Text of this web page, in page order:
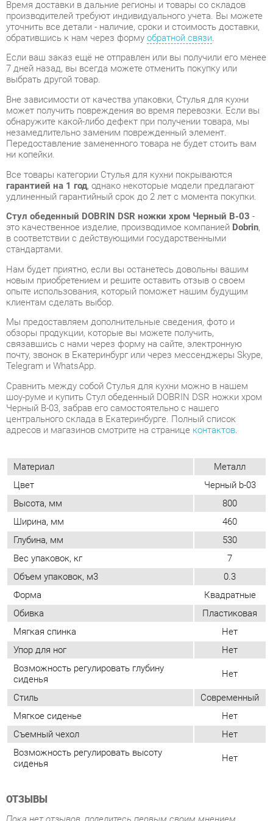
7 дней назад, вы всегда можете отменить покупку или
выбрать другой товар.
Вне зависимости от качества упаковки, Стулья для кухни
обнаружите какой-либо дефект при получении товара, мы
незамедлительно заменим поврежденный элемент.
Передоставление замененного товара не будет стоить вам
Все товары категории Стулья для кухни покрываются
гарантией на 1 год, однако некоторые модели предлагают
удлиненный гарантийный срок до 2 лет с момента покупки.
Стул обеденный DOBRIN DSR ножки хром Черный B-03
в соответствии с действующими государственными
стандартами.
Нам будет приятно, если вы останетесь довольны вашим
новым приобретением и решите оставить отзыв о своем
опыте использования, который поможет нашим будущим
клиентам сделать выбор.
Мы предоставляем дополнительные сведения, фото и
обзоры продукции, которые вы можете получить,
связавшись с нами через форму на сайте, электронную
почту, звонок в Екатеринбург или через мессенджеры Skype,
Telegram и WhatsApp.
шоу-руме и купить Стул обеденный DOBRIN DSR ножки хром
Черный B-03, забрав его самостоятельно с нашего
центрального склада в Екатеринбурге. Полный список
адресов и магазинов смотрите на страницеконтактов.
Материал
Металл
Цвет
Черный b-03
Высота, мм
800
Глубина, мм
530
Вес упаковок, кг
7
Объем упаковок, м3
0.3
Форма
Квадратные
Обивка
Пластиковая
Мягкая спинка
Нет
Упор для ног
Нет
Возможность регулировать глубину
сиденья
Нет
Стиль
Современный
Мягкое сиденье
Нет
Съемный чехол
Нет
Возможность регулировать высоту
сиденья
Нет
ОТЗЫВЫ
Пока нет отзывов, поделитесь первым своим мнением.
ДОБАВИТЬ ОТЗЫВ